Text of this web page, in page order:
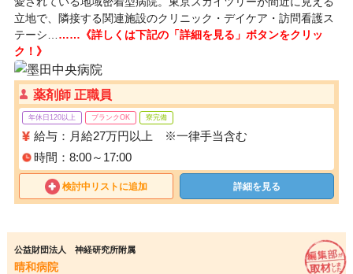
立地で、隣接する関連施設のクリニック・デイケア・訪問看護ス
テーシ… ……《詳しくは下記の「詳細を見る」ボタンをクリッ
ク！》
薬剤師 正職員
年休日120以上 ブランクOK 寮完備
給与：月給27万円以上 ※一律手当含む
時間：8:00～17:00
検討中リストに追加 詳細を見る
公益財団法人 神経研究所附属
晴和病院